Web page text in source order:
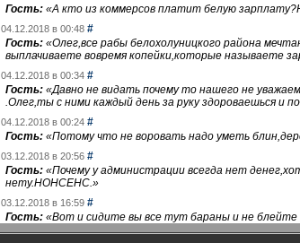
Гость: «А кто из коммерсов платит белую
04.12.2018 в 00:48 #
Гость: «Олег,все рабы белохолуницкого района
выплачиваете вовремя копейки,которые называете
04.12.2018 в 00:34 #
Гость: «Давно не видать почему то нашего не
.Олег,ты с ними каждый день за руку здороваешься и
04.12.2018 в 00:24 #
Гость: «Потому что не воровать надо уметь
03.12.2018 в 20:56 #
Гость: «Почему у администрации всегда нет
нету.НОНСЕНС.»
03.12.2018 в 16:59 #
Гость: «Вот и сидите вы все тут бараны и не блейте